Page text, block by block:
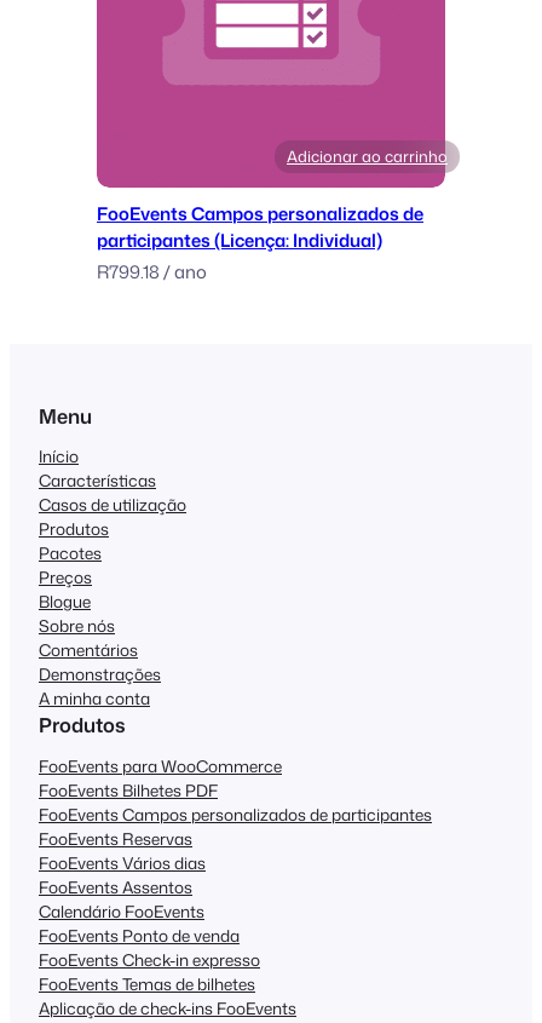
Adicionar ao carrinho
FooEvents Campos personalizados de
participantes (Licença: Individual)
R799.18/ ano
Menu
Início
Características
Casos de utilização
Produtos
Pacotes
Preços
Blogue
Sobre nós
Comentários
Demonstrações
A minha conta
Produtos
FooEvents para WooCommerce
FooEvents Bilhetes PDF
FooEvents Campos personalizados de participantes
FooEvents Reservas
FooEvents Vários dias
FooEvents Assentos
Calendário FooEvents
FooEvents Ponto de venda
FooEvents Check-in expresso
FooEvents Temas de bilhetes
Aplicação de check-ins FooEvents